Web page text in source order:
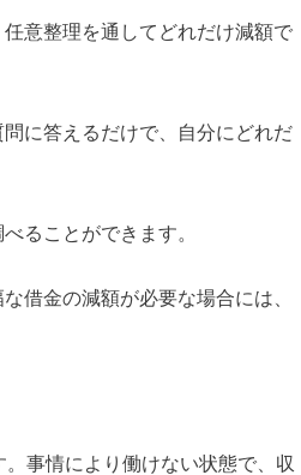
意整理を通してどれだけ減額で
に答えるだけで、自分にどれだ
ることができます。
借金の減額が必要な場合には、
事情により働けない状態で、収